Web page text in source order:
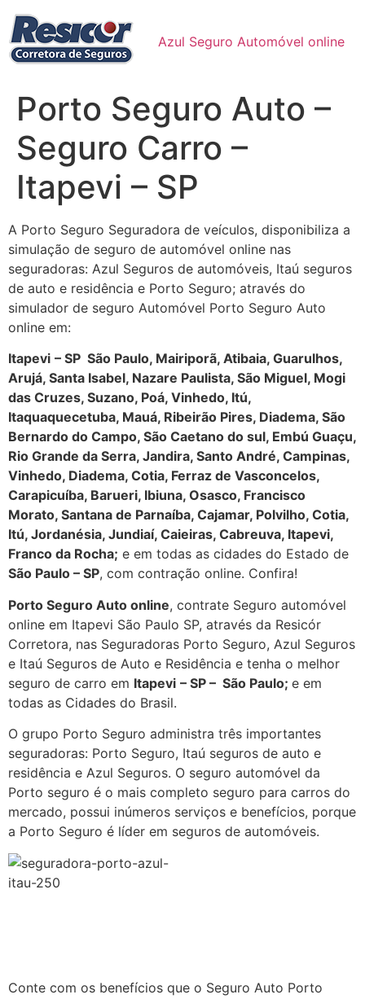
para
conteúdo
Azul Seguro Automóvel online
Porto Seguro Auto –
Seguro Carro –
Itapevi – SP
A Porto Seguro Seguradora de veículos, disponibiliza a
simulação de seguro de automóvel online nas
seguradoras: Azul Seguros de automóveis, Itaú seguros
de auto e residência e Porto Seguro; através do
simulador de seguro Automóvel Porto Seguro Auto
online em:
Itapevi – SP São Paulo, Mairiporã, Atibaia, Guarulhos,
Arujá, Santa Isabel, Nazare Paulista, São Miguel, Mogi
das Cruzes, Suzano, Poá, Vinhedo, Itú,
Itaquaquecetuba, Mauá, Ribeirão Pires, Diadema, São
Bernardo do Campo, São Caetano do sul, Embú Guaçu,
Rio Grande da Serra, Jandira, Santo André, Campinas,
Vinhedo, Diadema, Cotia, Ferraz de Vasconcelos,
Carapicuíba, Barueri, Ibiuna, Osasco, Francisco
Morato, Santana de Parnaíba, Cajamar, Polvilho, Cotia,
Itú, Jordanésia, Jundiaí, Caieiras, Cabreuva, Itapevi,
Franco da Rocha; e em todas as cidades do Estado de
São Paulo – SP, com contração online. Confira!
Porto Seguro Auto online, contrate Seguro automóvel
online em Itapevi São Paulo SP, através da Resicór
Corretora, nas Seguradoras Porto Seguro, Azul Seguros
e Itaú Seguros de Auto e Residência e tenha o melhor
seguro de carro em Itapevi – SP – São Paulo; e em
todas as Cidades do Brasil.
O grupo Porto Seguro administra três importantes
seguradoras: Porto Seguro, Itaú seguros de auto e
residência e Azul Seguros. O seguro automóvel da
Porto seguro é o mais completo seguro para carros do
mercado, possui inúmeros serviços e benefícios, porque
a Porto Seguro é líder em seguros de automóveis.
Conte com os benefícios que o Seguro Auto Porto